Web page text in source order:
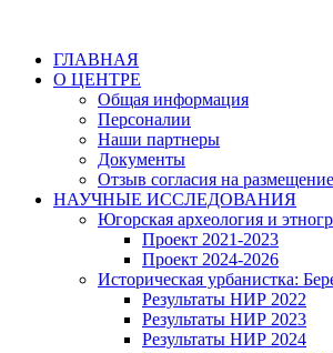
ГЛАВНАЯ
О ЦЕНТРЕ
Общая информация
Персоналии
Наши партнеры
Документы
Отзыв согласия на
НАУЧНЫЕ ИССЛЕДОВАНИЯ
Югорская археология и
Проект 2021-2023
Проект 2024-2026
Историческая урбанистка:
Результаты НИР 2022
Результаты НИР 2023
Результаты НИР 2024